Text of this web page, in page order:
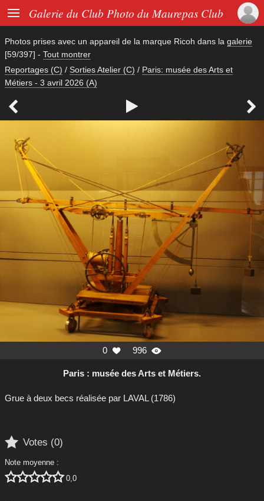
 Galerie du Club Photo du Maurepas Club
Photos prises avec un appareil de la marque Ricoh dans la galerie
[59/397] - Tout montrer
Reportages (C) / Sorties Atelier (C) / Paris: musée des Arts et
Métiers - 3 avril 2026 (A)
  
0  996 
Paris : musée des Arts et Métiers.
Grue à deux becs réalisée par LAVAL (1786)
 Votes (0)
Note moyenne :
 0,0